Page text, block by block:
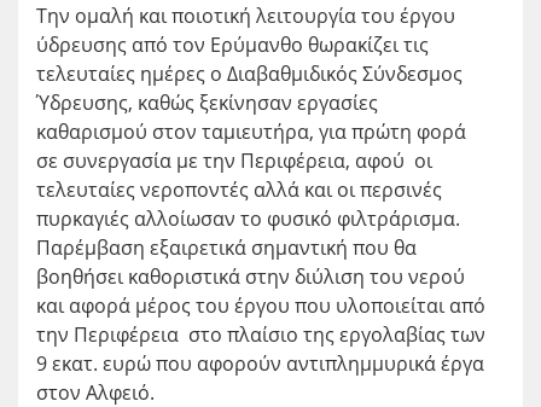
Την ομαλή και ποιοτική λειτουργία του έργου
ύδρευσης από τον Ερύμανθο θωρακίζει τις
τελευταίες ημέρες ο Διαβαθμιδικός Σύνδεσμος
Ύδρευσης, καθώς ξεκίνησαν εργασίες
καθαρισμού στον ταμιευτήρα, για πρώτη φορά
σε συνεργασία με την Περιφέρεια, αφού οι
τελευταίες νεροποντές αλλά και οι περσινές
πυρκαγιές αλλοίωσαν το φυσικό φιλτράρισμα.
Παρέμβαση εξαιρετικά σημαντική που θα
βοηθήσει καθοριστικά στην διύλιση του νερού
και αφορά μέρος του έργου που υλοποιείται από
την Περιφέρεια στο πλαίσιο της εργολαβίας των
9 εκατ. ευρώ που αφορούν αντιπλημμυρικά έργα
στον Αλφειό.